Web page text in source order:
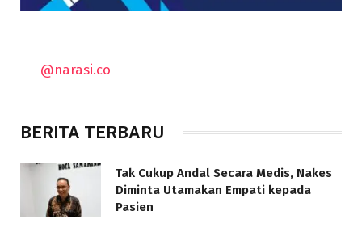
@narasi.co
BERITA TERBARU
Tak Cukup Andal Secara Medis, Nakes
Diminta Utamakan Empati kepada
Pasien